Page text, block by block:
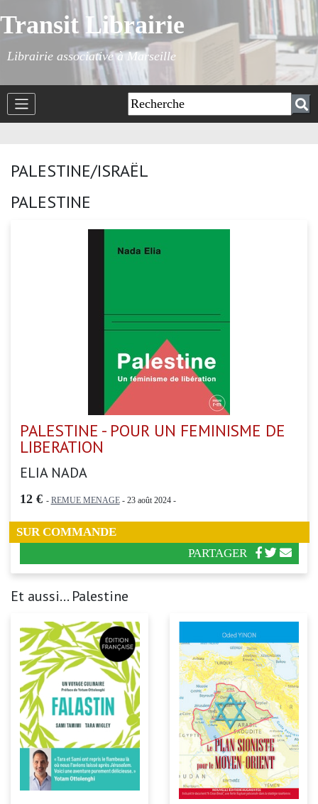
Transit Librairie
Librairie associative à Marseille
PALESTINE/ISRAËL
PALESTINE
PALESTINE - POUR UN FEMINISME DE
LIBERATION
ELIA NADA
12 € - REMUE MENAGE- 23 août 2024 -
SUR COMMANDE
PARTAGER
Et aussi... Palestine